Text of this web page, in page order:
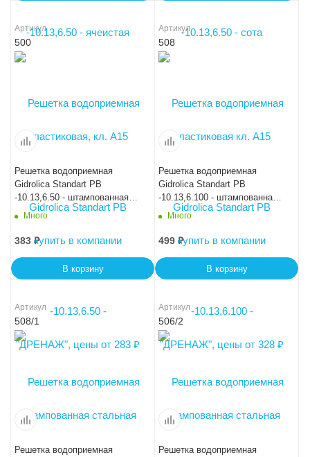
Артикул
500
Решетка водоприемная
Gidrolica Standart РВ
-10.13,6.50 - штампованная
стальная оцинкованная, кл.
Много
383 ₽
В корзину
Артикул
508
Решетка водоприемная
Gidrolica Standart РВ
-10.13,6.100 - штампованная
стальная оцинкованная, кл.
Много
499 ₽
В корзину
Артикул
508/1
Решетка водоприемная
Артикул
506/2
Решетка водоприемная